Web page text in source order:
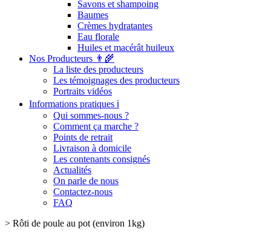
Savons et shampoing
Baumes
Crèmes hydratantes
Eau florale
Huiles et macérât huileux
Nos Producteurs 👨‍🌾
La liste des producteurs
Les témoignages des producteurs
Portraits vidéos
Informations pratiques ℹ️
Qui sommes-nous ?
Comment ça marche ?
Points de retrait
Livraison à domicile
Les contenants consignés
Actualités
On parle de nous
Contactez-nous
FAQ
> Rôti de poule au pot (environ 1kg)